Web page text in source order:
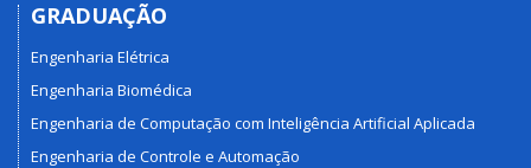
GRADUAÇÃO
Engenharia Elétrica
Engenharia Biomédica
Engenharia de Computação com Inteligência Artificial Aplicada
Engenharia de Controle e Automação